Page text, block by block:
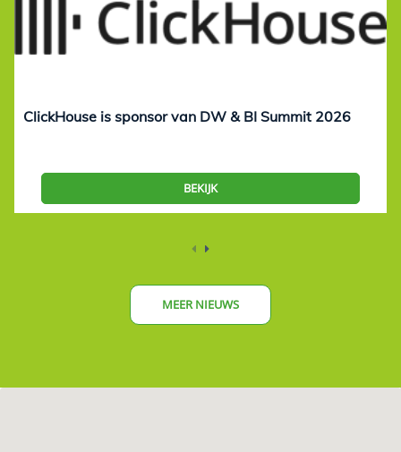
ClickHouse is sponsor van DW & BI Summit 2026
BEKIJK
MEER NIEUWS